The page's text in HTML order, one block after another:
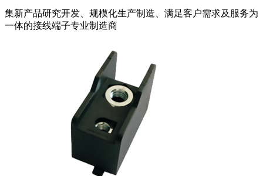
集新产品研究开发、规模化生产制造、满足客户需求及服务为
一体的接线端子专业制造商